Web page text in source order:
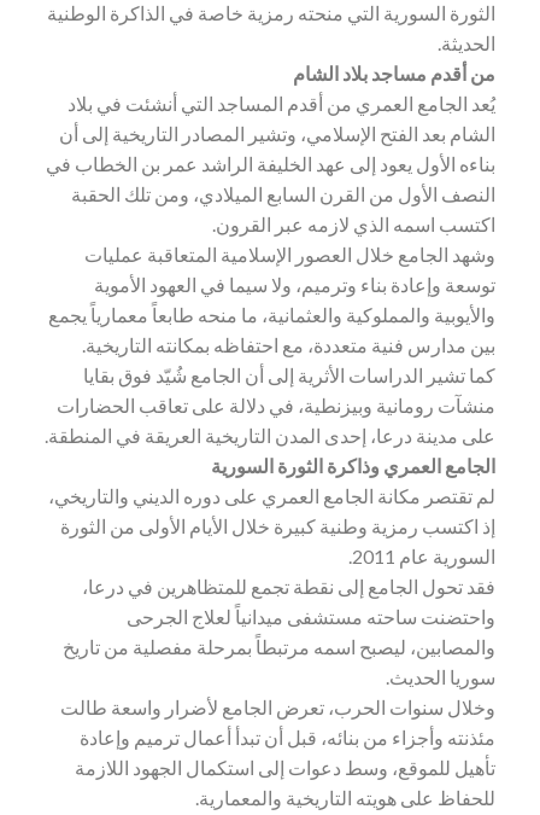
الثورة السورية التي منحته رمزية خاصة في الذاكرة الوطنية
الحديثة.
من أقدم مساجد بلاد الشام
يُعد الجامع العمري من أقدم المساجد التي أنشئت في بلاد
الشام بعد الفتح الإسلامي، وتشير المصادر التاريخية إلى أن
بناءه الأول يعود إلى عهد الخليفة الراشد عمر بن الخطاب في
النصف الأول من القرن السابع الميلادي، ومن تلك الحقبة
اكتسب اسمه الذي لازمه عبر القرون.
وشهد الجامع خلال العصور الإسلامية المتعاقبة عمليات
توسعة وإعادة بناء وترميم، ولا سيما في العهود الأموية
والأيوبية والمملوكية والعثمانية، ما منحه طابعاً معمارياً يجمع
بين مدارس فنية متعددة، مع احتفاظه بمكانته التاريخية.
كما تشير الدراسات الأثرية إلى أن الجامع شُيّد فوق بقايا
منشآت رومانية وبيزنطية، في دلالة على تعاقب الحضارات
على مدينة درعا، إحدى المدن التاريخية العريقة في المنطقة.
الجامع العمري وذاكرة الثورة السورية
لم تقتصر مكانة الجامع العمري على دوره الديني والتاريخي،
إذ اكتسب رمزية وطنية كبيرة خلال الأيام الأولى من الثورة
السورية عام 2011.
فقد تحول الجامع إلى نقطة تجمع للمتظاهرين في درعا،
واحتضنت ساحته مستشفى ميدانياً لعلاج الجرحى
والمصابين، ليصبح اسمه مرتبطاً بمرحلة مفصلية من تاريخ
سوريا الحديث.
وخلال سنوات الحرب، تعرض الجامع لأضرار واسعة طالت
مئذنته وأجزاء من بنائه، قبل أن تبدأ أعمال ترميم وإعادة
تأهيل للموقع، وسط دعوات إلى استكمال الجهود اللازمة
للحفاظ على هويته التاريخية والمعمارية.